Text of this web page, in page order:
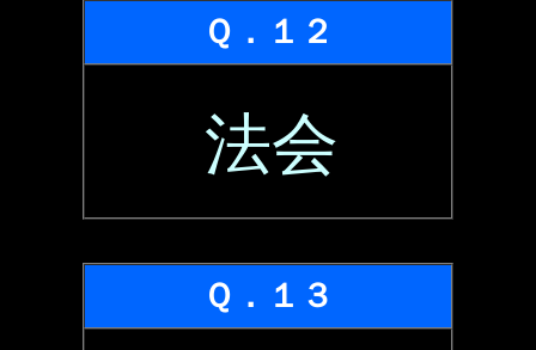
Ｑ．１２
法会
Ｑ．１３